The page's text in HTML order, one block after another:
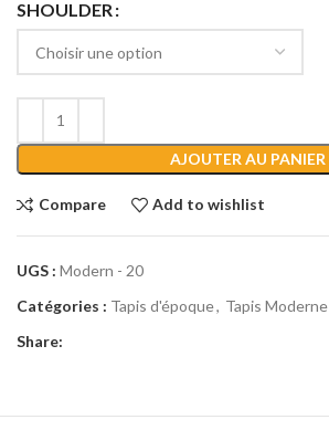
SHOULDER
AJOUTER AU PANIER
Compare Add to wishlist
UGS : Modern - 20
Catégories : Tapis d'époque, Tapis Moderne
Share: